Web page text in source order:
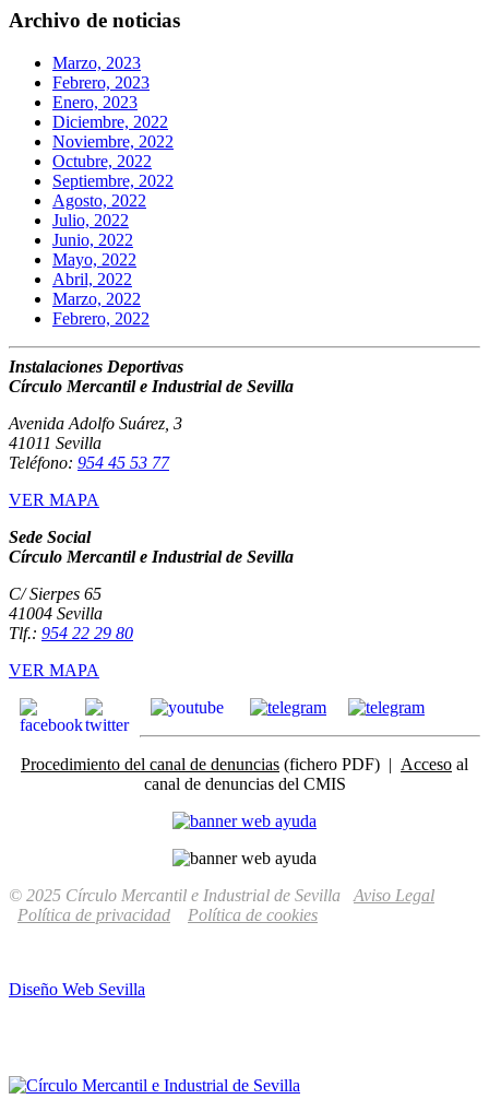
Archivo de noticias
Marzo, 2023
Febrero, 2023
Enero, 2023
Diciembre, 2022
Noviembre, 2022
Octubre, 2022
Septiembre, 2022
Agosto, 2022
Julio, 2022
Junio, 2022
Mayo, 2022
Abril, 2022
Marzo, 2022
Febrero, 2022
Instalaciones Deportivas
Círculo Mercantil e Industrial de Sevilla
Avenida Adolfo Suárez, 3
41011 Sevilla
Teléfono: 954 45 53 77
VER MAPA
Sede Social
Círculo Mercantil e Industrial de Sevilla
C/ Sierpes 65
41004 Sevilla
Tlf.: 954 22 29 80
VER MAPA
Procedimiento del canal de denuncias (fichero PDF) | Acceso al
canal de denuncias del CMIS
© 2025 Círculo Mercantil e Industrial de Sevilla Aviso Legal
Política de privacidad
Política de cookies
Diseño Web Sevilla